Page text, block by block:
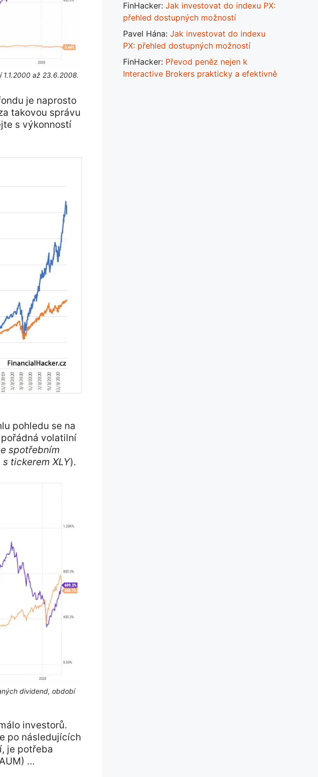
až 23.6.2008.
je naprosto
takovou správu
s výkonností
pohledu se na
volatilní
spotřebním
tickerem XLY).
dividend, období
investorů.
po následujících
je potřeba
…
FinHacker: Jak investovat do indexu PX:
přehled dostupných možností
Pavel Hána: Jak investovat do indexu
PX: přehled dostupných možností
FinHacker: Převod peněz nejen k
Interactive Brokers prakticky a efektivně